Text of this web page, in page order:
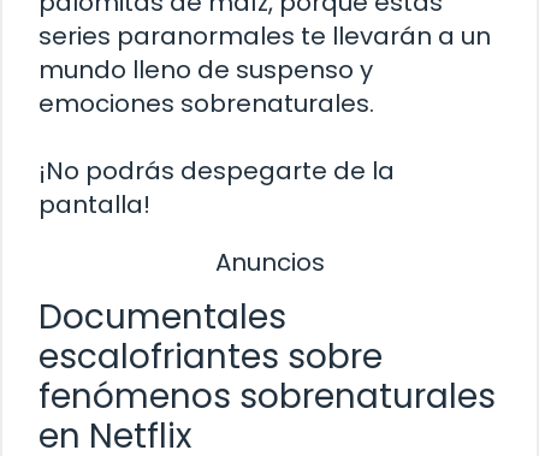
series paranormales te llevarán a un
mundo lleno de suspenso y
emociones sobrenaturales.
¡No podrás despegarte de la
pantalla!
Anuncios
Documentales
escalofriantes sobre
fenómenos sobrenaturales
en Netflix